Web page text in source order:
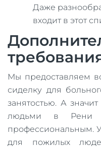
Даже
входит в этот
Мы предоставляем
сиделку для
занятостью. А
людьми в Рени
профессиональным.
для пожилых